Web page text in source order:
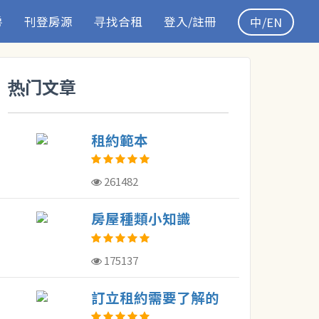
刊登房源 寻找合租 登入/註冊 中/EN
热门文章
租約範本
261482
房屋種類小知識
175137
訂立租約需要了解的